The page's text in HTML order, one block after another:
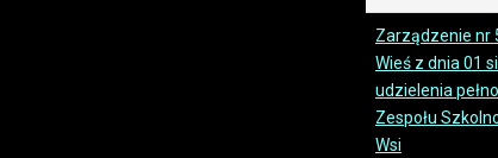
Zarządzenie nr
Wieś z dnia 01
udzielenia
Zespołu
Wsi